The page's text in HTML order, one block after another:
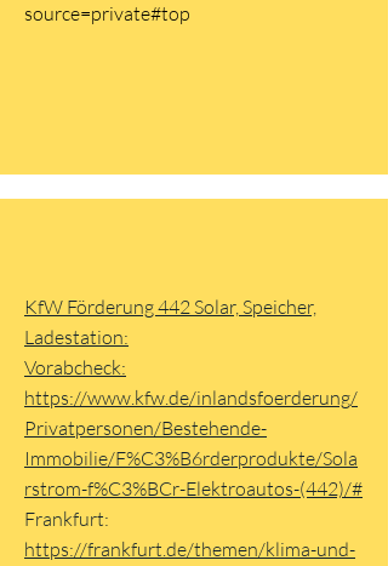
source=private#top
KfW Förderung 442 Solar, Speicher,
Ladestation:
Vorabcheck:
https://www.kfw.de/inlandsfoerderung/
Privatpersonen/Bestehende-
Immobilie/F%C3%B6rderprodukte/Sola
rstrom-f%C3%BCr-Elektroautos-(442)/#
Frankfurt:
https://frankfurt.de/themen/klima-und-